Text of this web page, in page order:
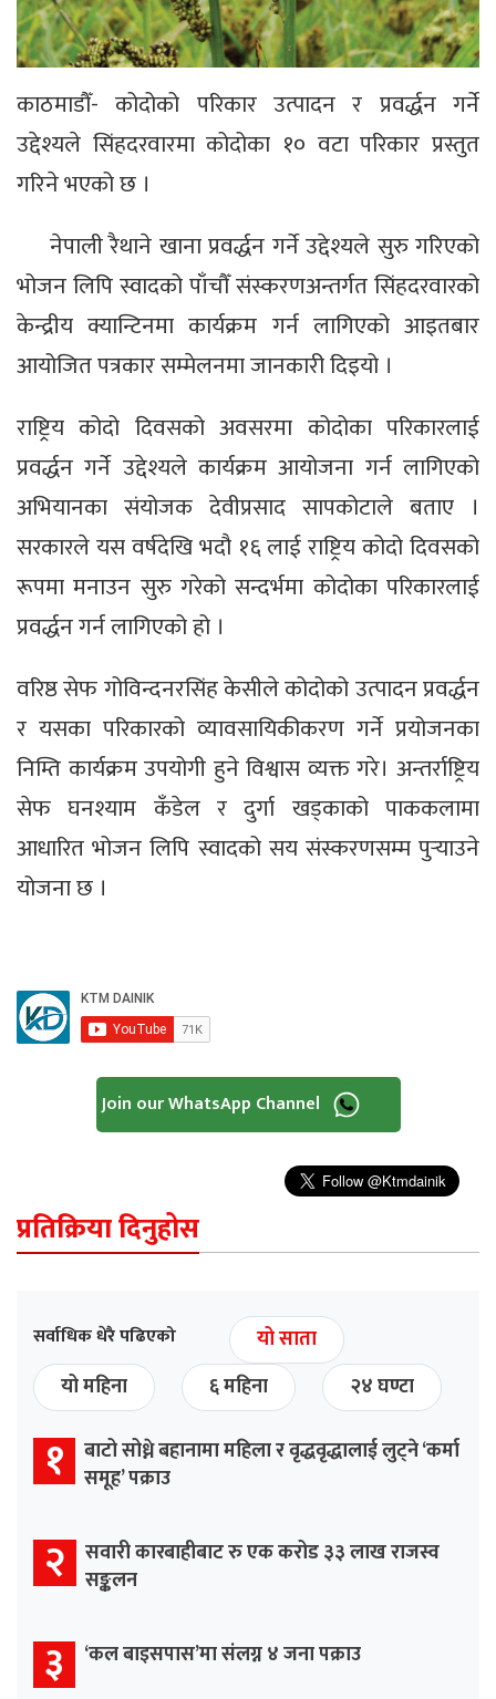
काठमाडौँ- कोदोको परिकार उत्पादन र प्रवर्द्धन गर्ने
उद्देश्यले सिंहदरवारमा कोदोका १० वटा परिकार प्रस्तुत
गरिने भएको छ ।
नेपाली रैथाने खाना प्रवर्द्धन गर्ने उद्देश्यले सुरु गरिएको
भोजन लिपि स्वादको पाँचौँ संस्करणअन्तर्गत सिंहदरवारको
केन्द्रीय क्यान्टिनमा कार्यक्रम गर्न लागिएको आइतबार
आयोजित पत्रकार सम्मेलनमा जानकारी दिइयो ।
राष्ट्रिय कोदो दिवसको अवसरमा कोदोका परिकारलाई
प्रवर्द्धन गर्ने उद्देश्यले कार्यक्रम आयोजना गर्न लागिएको
अभियानका संयोजक देवीप्रसाद सापकोटाले बताए ।
सरकारले यस वर्षदेखि भदौ १६ लाई राष्ट्रिय कोदो दिवसको
रूपमा मनाउन सुरु गरेको सन्दर्भमा कोदोका परिकारलाई
प्रवर्द्धन गर्न लागिएको हो ।
वरिष्ठ सेफ गोविन्दनरसिंह केसीले कोदोको उत्पादन प्रवर्द्धन
र यसका परिकारको व्यावसायिकीकरण गर्ने प्रयोजनका
निम्ति कार्यक्रम उपयोगी हुने विश्वास व्यक्त गरे। अन्तर्राष्ट्रिय
सेफ घनश्याम कँडेल र दुर्गा खड्काको पाककलामा
आधारित भोजन लिपि स्वादको सय संस्करणसम्म पुर्‍याउने
योजना छ ।
Join our WhatsApp Channel
प्रतिक्रिया दिनुहोस
सर्वाधिक धेरै पढिएको
यो साता
यो महिना
६ महिना २४ घण्टा
१ बाटो सोध्ने बहानामा महिला र वृद्धवृद्धालाई लुट्ने ‘कर्मा
समूह’ पक्राउ
२ सवारी कारबाहीबाट रु एक करोड ३३ लाख राजस्व
सङ्कलन
३ ‘कल बाइसपास’मा संलग्न ४ जना पक्राउ